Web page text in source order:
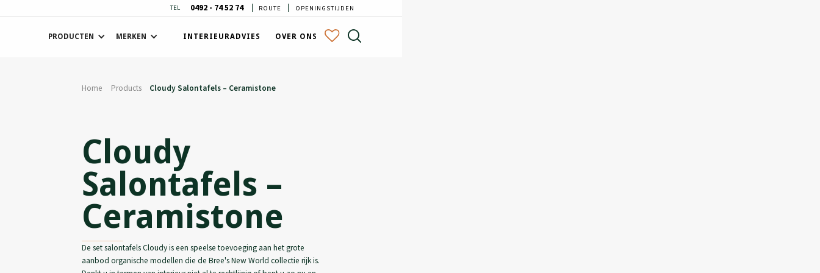
TEL 0492 - 74 52 74 ROUTE OPENINGSTIJDEN
PRODUCTEN MERKEN INTERIEURADVIES OVER ONS
Home Products Cloudy Salontafels – Ceramistone
Cloudy
Salontafels –
Ceramistone
De set salontafels Cloudy is een speelse toevoeging aan het grote
aanbod organische modellen die de Bree's New World collectie rijk is.